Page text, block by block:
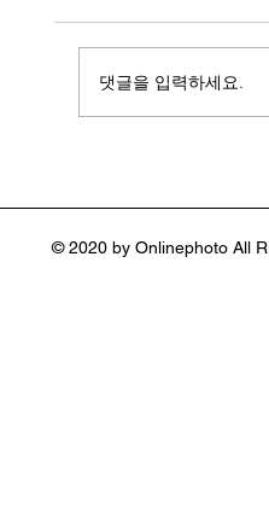
어(Stephen
댓글을 입력하세요.
© 2020 by Onlinephoto All